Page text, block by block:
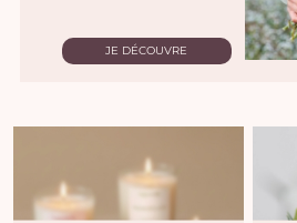
JE DÉCOUVRE